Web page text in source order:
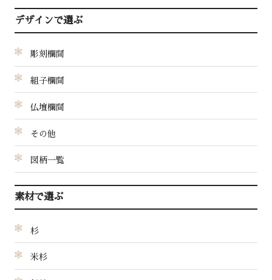
デザインで選ぶ
彫刻欄間
組子欄間
仏壇欄間
その他
図柄一覧
素材で選ぶ
杉
米杉